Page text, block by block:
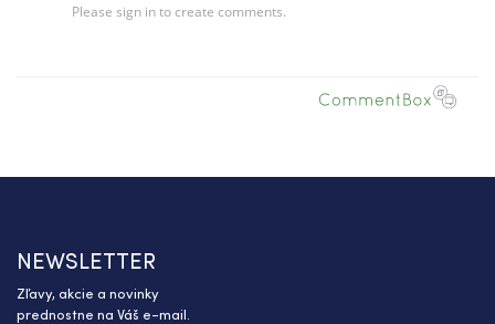
NEWSLETTER
Zľavy, akcie a novinky
prednostne na Váš e-mail.